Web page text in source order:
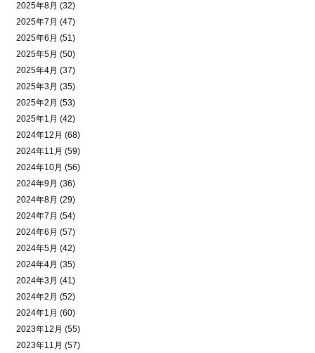
2025年8月 (32)
2025年7月 (47)
2025年6月 (51)
2025年5月 (50)
2025年4月 (37)
2025年3月 (35)
2025年2月 (53)
2025年1月 (42)
2024年12月 (68)
2024年11月 (59)
2024年10月 (56)
2024年9月 (36)
2024年8月 (29)
2024年7月 (54)
2024年6月 (57)
2024年5月 (42)
2024年4月 (35)
2024年3月 (41)
2024年2月 (52)
2024年1月 (60)
2023年12月 (55)
2023年11月 (57)